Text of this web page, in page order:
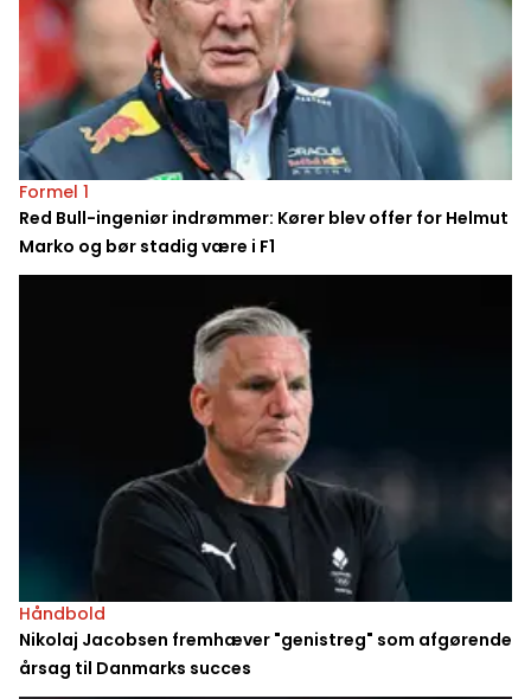
Formel 1
Red Bull-ingeniør indrømmer: Kører blev offer for Helmut
Marko og bør stadig være i F1
Håndbold
Nikolaj Jacobsen fremhæver "genistreg" som afgørende
årsag til Danmarks succes